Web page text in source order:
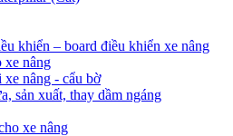
khiển – board điều khiển xe nâng
xe nâng
nâng - cẩu bờ
sản xuất, thay dầm ngáng
xe nâng